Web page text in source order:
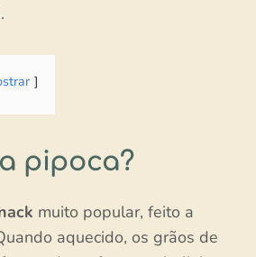
pipoca?
muito popular, feito a
aquecido, os grãos de